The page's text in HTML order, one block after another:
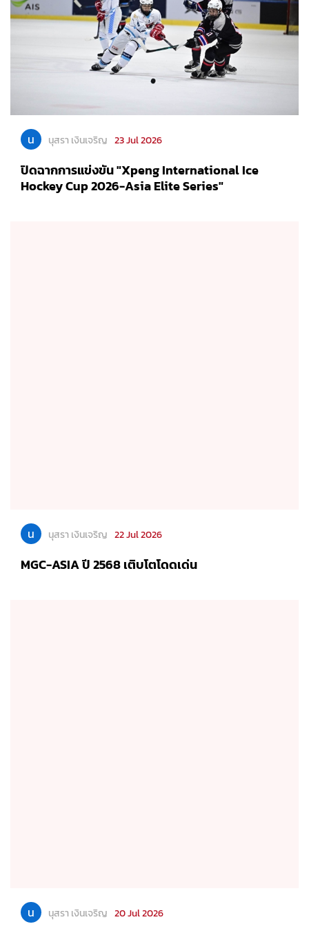
น นุสรา เงินเจริญ 23 Jul 2026
ปิดฉากการแข่งขัน "Xpeng International Ice
Hockey Cup 2026-Asia Elite Series"
น นุสรา เงินเจริญ 22 Jul 2026
MGC-ASIA ปี 2568 เติบโตโดดเด่น
น นุสรา เงินเจริญ 20 Jul 2026